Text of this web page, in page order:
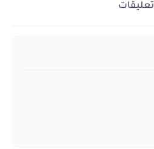
تعليقات